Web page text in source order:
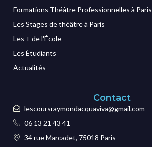
Formations Théâtre Professionnelles à Paris
Les Stages de théâtre à Paris
Les + de l'École
Les Étudiants
Actualités
Contact
lescoursraymondacquaviva@gmail.com
06 13 21 43 41
34 rue Marcadet, 75018 Paris